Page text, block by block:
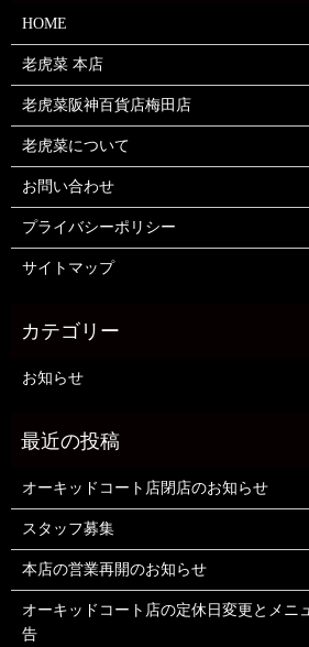
HOME
老虎菜 本店
老虎菜阪神百貨店梅田店
老虎菜について
お問い合わせ
プライバシーポリシー
サイトマップ
お知らせ
オーキッドコート店閉店のお知らせ
スタッフ募集
本店の営業再開のお知らせ
オーキッドコート店の定休日変更とメニ
告